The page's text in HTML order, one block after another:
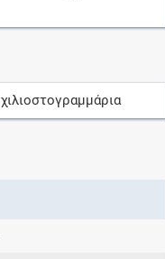
χιλιοστογραμμάρια